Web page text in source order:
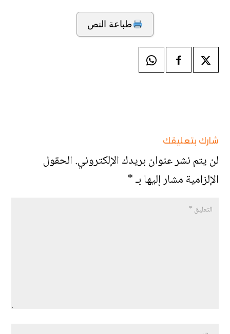
طباعة النص
شارك بتعليقك
لن يتم نشر عنوان بريدك الإلكتروني.الحقول
الإلزامية مشار إليها بـ*